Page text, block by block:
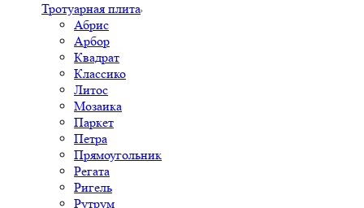
Тротуарная плита
Абрис
Арбор
Квадрат
Классико
Литос
Мозаика
Паркет
Петра
Прямоугольник
Регата
Ригель
Рутрум